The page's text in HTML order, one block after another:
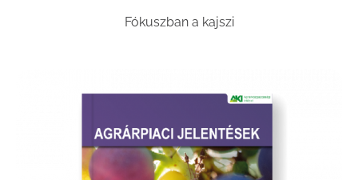
Fókuszban a kajszi